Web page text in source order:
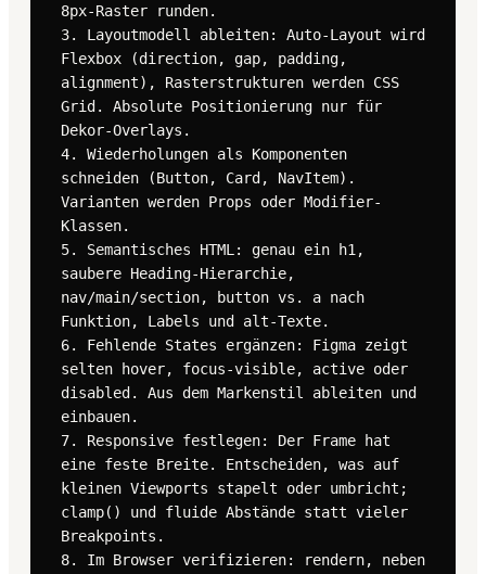
8px-Raster runden.
3. Layoutmodell ableiten: Auto-Layout wird
Flexbox (direction, gap, padding,
alignment), Rasterstrukturen werden CSS
Grid. Absolute Positionierung nur für
Dekor-Overlays.
4. Wiederholungen als Komponenten
schneiden (Button, Card, NavItem).
Varianten werden Props oder Modifier-
Klassen.
5. Semantisches HTML: genau ein h1,
saubere Heading-Hierarchie,
nav/main/section, button vs. a nach
Funktion, Labels und alt-Texte.
6. Fehlende States ergänzen: Figma zeigt
selten hover, focus-visible, active oder
disabled. Aus dem Markenstil ableiten und
einbauen.
7. Responsive festlegen: Der Frame hat
eine feste Breite. Entscheiden, was auf
kleinen Viewports stapelt oder umbricht;
clamp() und fluide Abstände statt vieler
Breakpoints.
8. Im Browser verifizieren: rendern, neben